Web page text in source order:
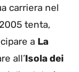
carriera nel
tenta,
a La
all’Isola dei